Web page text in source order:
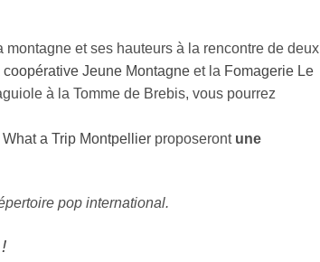
et ses hauteurs à la rencontre de deux
coopérative Jeune Montagne et la Fomagerie Le
à la Tomme de Brebis, vous pourrez
a Trip Montpellier proposeront une
pop international.